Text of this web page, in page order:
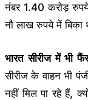
नंबर 1.40 करोड़
नौ लाख रुपये में बिका
भारतसीरीजमेंभी
सीरीज के वाहन भी
नहीं मिल पा रहे हैं,